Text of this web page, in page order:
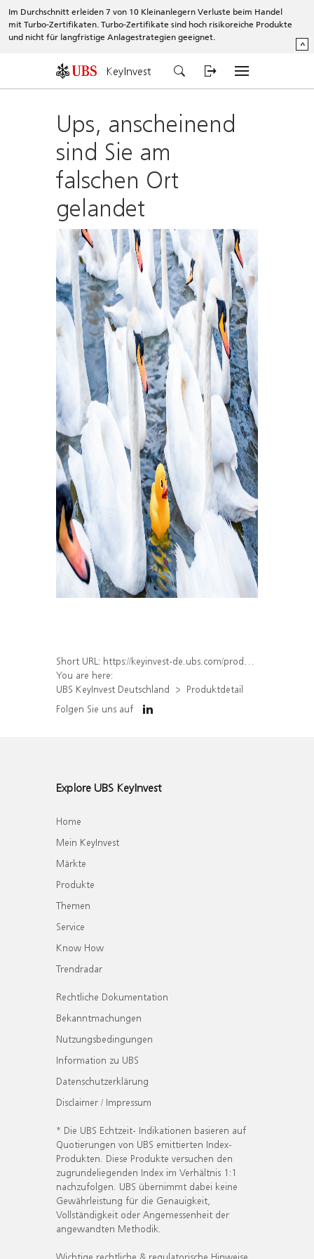
Im Durchschnitt erleiden 7 von 10 Kleinanlegern Verluste beim Handel
mit Turbo-Zertifikaten. Turbo-Zertifikate sind hoch risikoreiche Produkte
und nicht für langfristige Anlagestrategien geeignet.
^
KeyInvest
Ups, anscheinend
sind Sie am
falschen Ort
gelandet
Short URL: https://keyinvest-de.ubs.com/produkt/detail/index/isin/DE000WA34ZK4
You are here:
UBS KeyInvest Deutschland
Produktdetail
Folgen Sie uns auf
Explore UBS KeyInvest
Home
Mein KeyInvest
Märkte
Produkte
Themen
Service
Know How
Trendradar
Rechtliche Dokumentation
Bekanntmachungen
Nutzungsbedingungen
Information zu UBS
Datenschutzerklärung
Disclaimer / Impressum
* Die UBS Echtzeit- Indikationen basieren auf
Quotierungen von UBS emittierten Index-
Produkten. Diese Produkte versuchen den
zugrundeliegenden Index im Verhältnis 1:1
nachzufolgen. UBS übernimmt dabei keine
Gewährleistung für die Genauigkeit,
Vollständigkeit oder Angemessenheit der
angewandten Methodik.